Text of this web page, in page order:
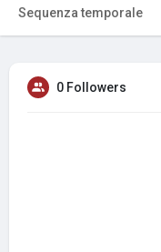
Sequenza temporale
0 Followers